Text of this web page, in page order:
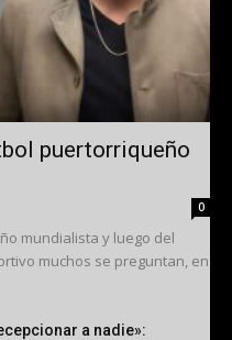
puertorriqueño
0
mundialista y luego del
muchos se preguntan, en
a nadie»: